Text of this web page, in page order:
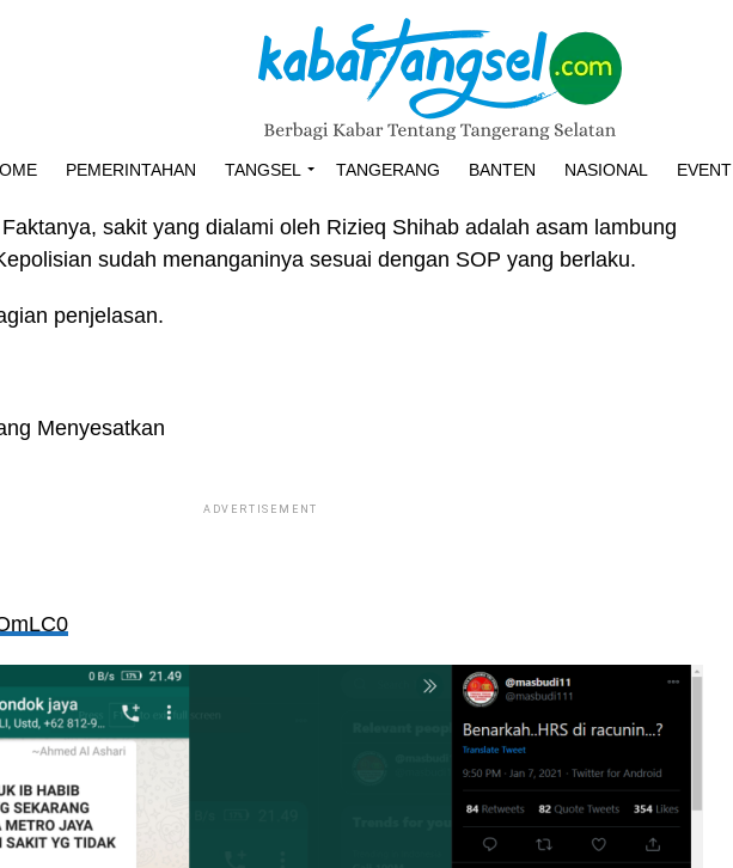
PEMERINTAHAN TANGSEL TANGERANG BANTEN NASIONAL EVENT
sakit yang dialami oleh Rizieq Shihab adalah asam lambung
sudah menanganinya sesuai dengan SOP yang berlaku.
penjelasan.
Menyesatkan
ADVERTISEMENT